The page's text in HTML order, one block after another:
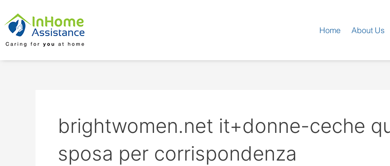
content
Home About Us
brightwomen.net it+donne-ceche
sposa per corrispondenza